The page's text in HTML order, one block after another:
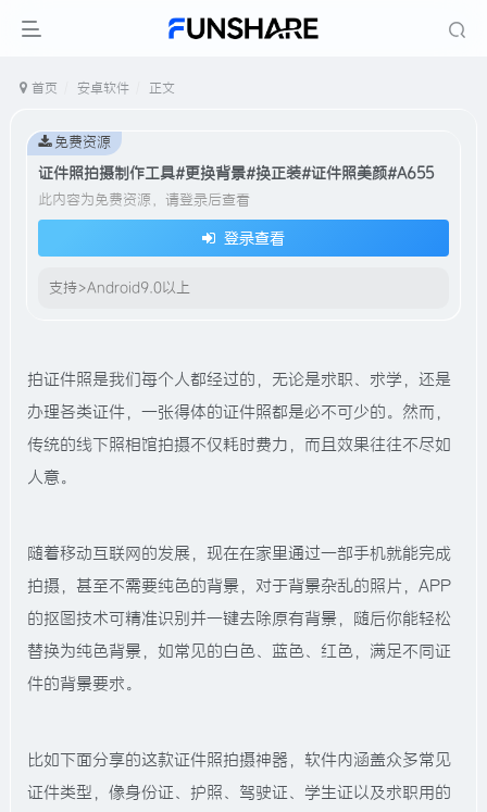
首页 安卓软件 正文
证件照拍摄制作工具#更换背景#换正装#证件照美颜#A655
此内容为免费资源，请登录后查看
登录查看
支持>Android9.0以上
免费资源
拍证件照是我们每个人都经过的，无论是求职、求学，还是
办理各类证件，一张得体的证件照都是必不可少的。然而，
传统的线下照相馆拍摄不仅耗时费力，而且效果往往不尽如
人意。
随着移动互联网的发展，现在在家里通过一部手机就能完成
拍摄，甚至不需要纯色的背景，对于背景杂乱的照片，APP
的抠图技术可精准识别并一键去除原有背景，随后你能轻松
替换为纯色背景，如常见的白色、蓝色、红色，满足不同证
件的背景要求。
比如下面分享的这款证件照拍摄神器，软件内涵盖众多常见
证件类型，像身份证、护照、驾驶证、学生证以及求职用的